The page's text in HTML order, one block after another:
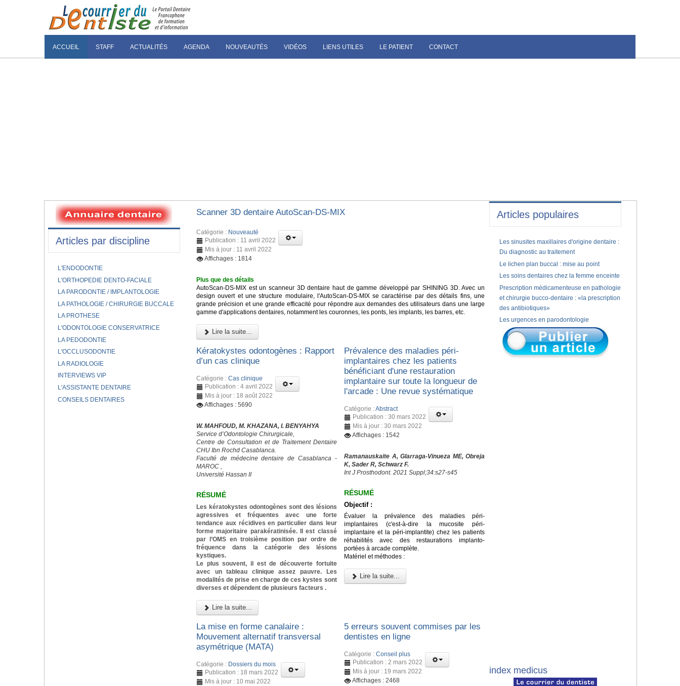
ACCUEIL STAFF ACTUALITÉS AGENDA NOUVEAUTÉS VIDÉOS LIENS UTILES LE PATIENT CONTACT
Scanner 3D dentaire AutoScan-DS-MIX
Catégorie : Nouveauté
Publication : 11 avril 2022
Mis à jour : 11 avril 2022
Affichages : 1814
Plus que des détails
AutoScan-DS-MIX est un scanneur 3D dentaire haut de gamme développé par SHINING 3D. Avec un
design ouvert et une structure modulaire, l'AutoScan-DS-MIX se caractérise par des détails fins, une
grande précision et une grande efficacité pour répondre aux demandes des utilisateurs dans une large
gamme d'applications dentaires, notamment les couronnes, les ponts, les implants, les barres, etc.
Lire la suite...
Kératokystes odontogènes : Rapport
d’un cas clinique
Catégorie : Cas clinique
Publication : 4 avril 2022
Mis à jour : 18 août 2022
Affichages : 5690
W. MAHFOUD, M. KHAZANA, I. BENYAHYA
Service d’Odontologie Chirurgicale,
Centre de Consultation et de Traitement Dentaire
CHU Ibn Rochd Casablanca.
Faculté de médecine dentaire de Casablanca -
MAROC ,
Université Hassan II
RÉSUMÉ
Les kératokystes odontogènes sont des lésions
agressives et fréquentes avec une forte
tendance aux récidives en particulier dans leur
forme majoritaire parakératinisée. Il est classé
par l’OMS en troisième position par ordre de
fréquence dans la catégorie des lésions
kystiques.
Le plus souvent, il est de découverte fortuite
avec un tableau clinique assez pauvre. Les
modalités de prise en charge de ces kystes sont
diverses et dépendent de plusieurs facteurs .
Lire la suite...
Prévalence des maladies péri-
implantaires chez les patients
bénéficiant d'une restauration
implantaire sur toute la longueur de
l'arcade : Une revue systématique
Catégorie :Abstract
Publication : 30 mars 2022
Mis à jour : 30 mars 2022
Affichages : 1542
Ramanauskaite A, Glarraga-Vinueza ME, Obreja
K, Sader R, Schwarz F.
Int J Prosthodont. 2021 Suppl;34:s27-s45
RÉSUMÉ
Objectif :
Évaluer la prévalence des maladies péri-
implantaires (c'est-à-dire la mucosite péri-
implantaire et la péri-implantite) chez les patients
réhabilités avec des restaurations implanto-
portées à arcade complète.
Matériel et méthodes :
Lire la suite...
La mise en forme canalaire :
Mouvement alternatif transversal
asymétrique (MATA)
Catégorie : Dossiers du mois
Publication : 18 mars 2022
Mis à jour : 10 mai 2022
5 erreurs souvent commises par les
dentistes en ligne
Catégorie :Conseil plus
Publication : 2 mars 2022
Mis à jour : 19 mars 2022
Affichages : 2468
Articles par discipline
L'ENDODONTIE
L'ORTHOPEDIE DENTO-FACIALE
LA PARODONTIE / IMPLANTOLOGIE
LA PATHOLOGIE / CHIRURGIE BUCCALE
LA PROTHESE
L'ODONTOLOGIE CONSERVATRICE
LA PEDODONTIE
L'OCCLUSODONTIE
LA RADIOLOGIE
INTERVIEWS VIP
L'ASSISTANTE DENTAIRE
CONSEILS DENTAIRES
Articles populaires
Les sinusites maxillaires d'origine dentaire :
Du diagnostic au traitement
Le lichen plan buccal : mise au point
Les soins dentaires chez la femme enceinte
Prescription médicamenteuse en pathologie
et chirurgie bucco-dentaire : «la prescription
des antibiotiques»
Les urgences en parodontologie
index medicus